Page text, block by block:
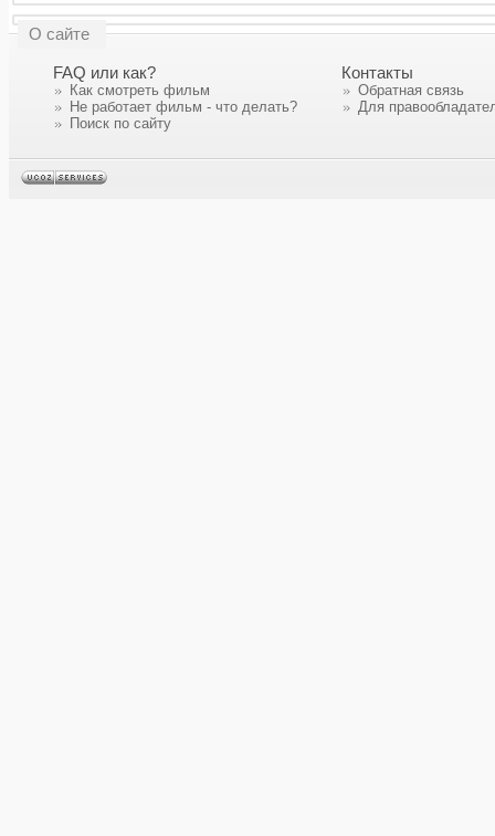
О сайте
FAQ или как?
Как смотреть фильм
Не работает фильм - что делать?
Поиск по сайту
Контакты
Обратная связь
Для